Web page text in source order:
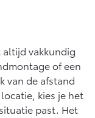
vakkundig
of een
van de afstand
kies je het
past. Het